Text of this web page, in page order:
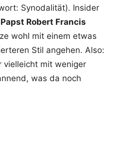
Synodalität). Insider
Robert Francis
wohl mit einem etwas
Stil angehen. Also:
vielleicht mit weniger
was da noch